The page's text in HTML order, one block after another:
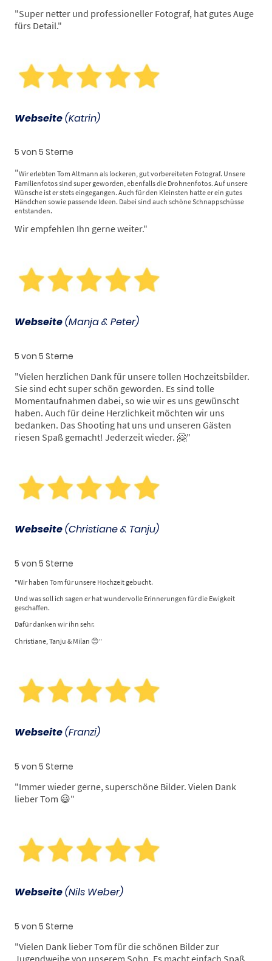
"Super netter und professioneller Fotograf, hat gutes Auge
fürs Detail."
Webseite(Katrin)
5 von 5 Sterne
"Wir erlebten Tom Altmann als lockeren, gut vorbereiteten Fotograf. Unsere
Familienfotos sind super geworden, ebenfalls die Drohnenfotos. Auf unsere
Wünsche ist er stets eingegangen. Auch für den Kleinsten hatte er ein gutes
Händchen sowie passende Ideen. Dabei sind auch schöne Schnappschüsse
entstanden.
Wir empfehlen Ihn gerne weiter."
Webseite(Manja & Peter)
5 von 5 Sterne
"Vielen herzlichen Dank für unsere tollen Hochzeitsbilder.
Sie sind echt super schön geworden. Es sind tolle
Momentaufnahmen dabei, so wie wir es uns gewünscht
haben. Auch für deine Herzlichkeit möchten wir uns
bedanken. Das Shooting hat uns und unseren Gästen
riesen Spaß gemacht! Jederzeit wieder. 🤗"
Webseite(Christiane & Tanju)
5 von 5 Sterne
"Wir haben Tom für unsere Hochzeit gebucht.
Und was soll ich sagen er hat wundervolle Erinnerungen für die Ewigkeit
geschaffen.
Dafür danken wir ihn sehr.
Christiane, Tanju & Milan 😊"
Webseite(Franzi)
5 von 5 Sterne
"Immer wieder gerne, superschöne Bilder. Vielen Dank
lieber Tom 😃"
Webseite(Nils Weber)
5 von 5 Sterne
"Vielen Dank lieber Tom für die schönen Bilder zur